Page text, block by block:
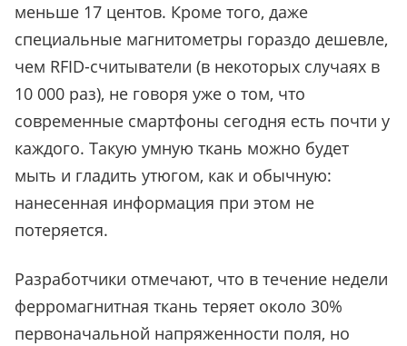
меньше 17 центов. Кроме того, даже
специальные магнитометры гораздо дешевле,
чем RFID-считыватели (в некоторых случаях в
10 000 раз), не говоря уже о том, что
современные смартфоны сегодня есть почти у
каждого. Такую умную ткань можно будет
мыть и гладить утюгом, как и обычную:
нанесенная информация при этом не
потеряется.
Разработчики отмечают, что в течение недели
ферромагнитная ткань теряет около 30%
первоначальной напряженности поля, но